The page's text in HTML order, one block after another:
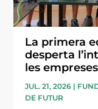
La primera
desperta
les
JUL. 21, 2026 |
DE FUTUR